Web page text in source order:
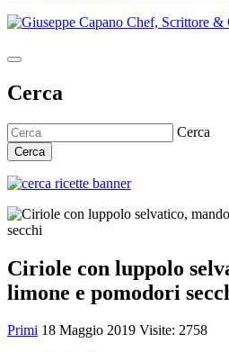
Cerca
Cerca
Cerca
Ciriole con luppolo
limone e pomodori
Primi 18 Maggio 2019 Visite: 2758